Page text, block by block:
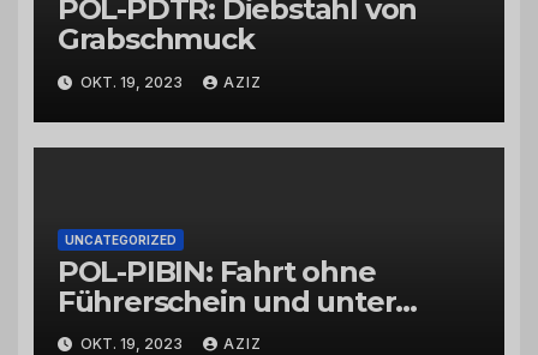
POL-PDTR: Diebstahl von
Grabschmuck
OKT. 19, 2023 AZIZ
UNCATEGORIZED
POL-PIBIN: Fahrt ohne
Führerschein und unter
Einfluss von Drogen
OKT. 19, 2023 AZIZ